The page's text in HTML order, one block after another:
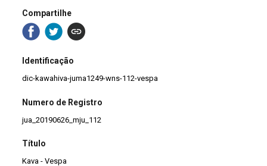
Compartilhe
Identificação
dic-kawahiva-juma1249-wns-112-vespa
Numero de Registro
jua_20190626_mju_112
Título
Kava - Vespa